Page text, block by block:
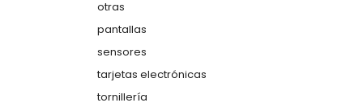
otras
pantallas
sensores
tarjetas electrónicas
tornillería